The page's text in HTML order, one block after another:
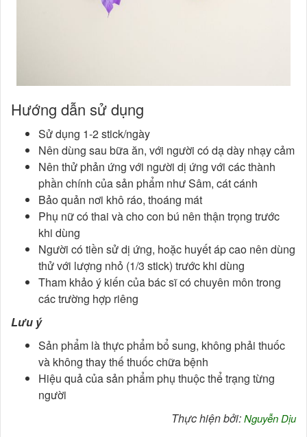
Hướng dẫn sử dụng
Sử dụng 1-2 stick/ngày
Nên dùng sau bữa ăn, với người có dạ dày nhạy cảm
Nên thử phản ứng với người dị ứng với các thành
phần chính của sản phẩm như Sâm, cát cánh
Bảo quản nơi khô ráo, thoáng mát
Phụ nữ có thai và cho con bú nên thận trọng trước
khi dùng
Người có tiền sử dị ứng, hoặc huyết áp cao nên dùng
thử với lượng nhỏ (1/3 stick) trước khi dùng
Tham khảo ý kiến của bác sĩ có chuyên môn trong
các trường hợp riêng
Lưu ý
Sản phẩm là thực phẩm bổ sung, không phải thuốc
và không thay thế thuốc chữa bệnh
Hiệu quả của sản phẩm phụ thuộc thể trạng từng
người
Thực hiện bởi:Nguyễn Dịu